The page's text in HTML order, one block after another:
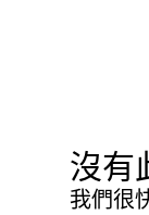
沒有
我們很